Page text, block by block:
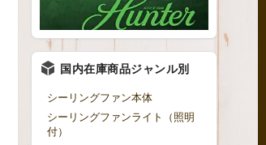
国内在庫商品ジャンル別
シーリングファン本体
シーリングファンライト（照明
付）